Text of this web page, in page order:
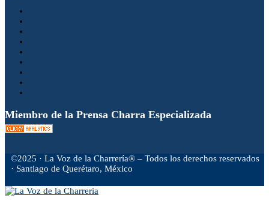
Miembro de la Prensa Charra Especializada
©2025 · La Voz de la Charrería® – Todos los derechos reservados
· Santiago de Querétaro, México